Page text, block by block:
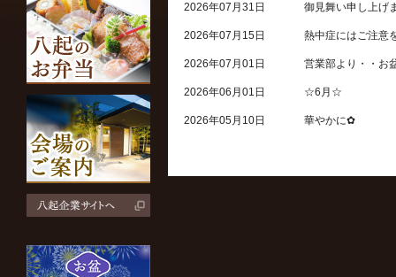
2026年07月31日 御見舞い申し上げ
2026年07月15日 熱中症にはご注意
2026年07月01日 営業部より・・お
2026年06月01日 ☆6月☆
2026年05月10日 華やかに✿